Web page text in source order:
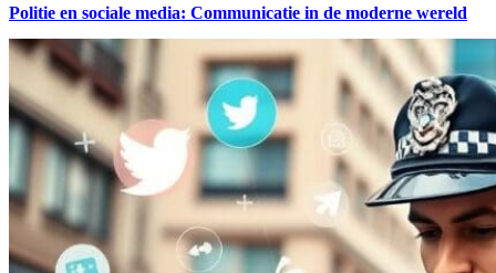
Politie en sociale media: Communicatie in de moderne wereld